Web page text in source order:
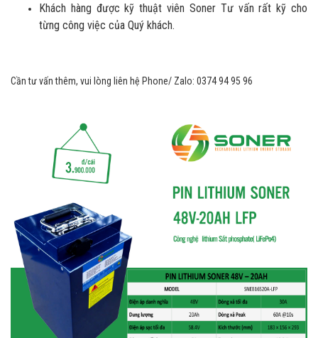
Khách hàng được kỹ thuật viên Soner Tư vấn rất kỹ cho
từng công việc của Quý khách.
Cần tư vấn thêm, vui lòng liên hệ Phone/ Zalo: 0374 94 95 96